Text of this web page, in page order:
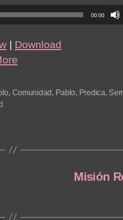
00:00
| Download
, Comunidad, Pablo, Predica,
Misión